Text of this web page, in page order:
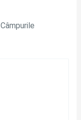
Câmpurile